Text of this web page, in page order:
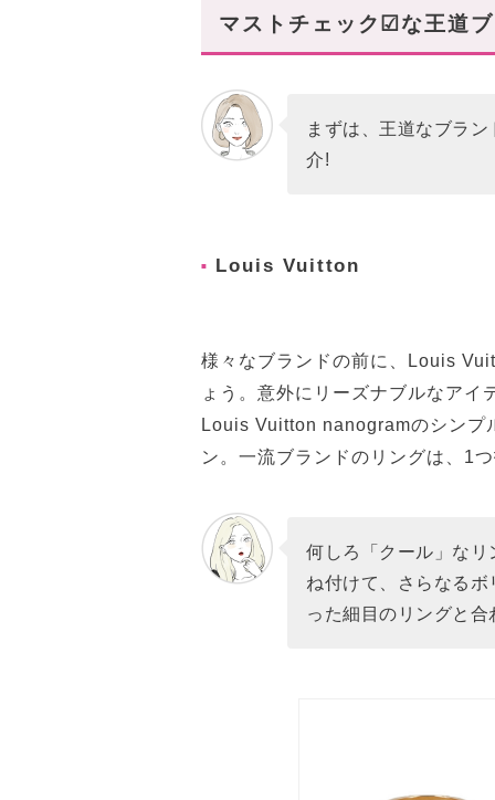
マストチェック☑な王道
まずは、王道なブラ
介!
Louis Vuitton
様々なブランドの前に、Louis
ょう。意外にリーズナブルなア
Louis Vuitton nanogramのシンプ
ン。一流ブランドのリングは、1
何しろ「クール」な
ね付けて、さらなる
った細目のリングと